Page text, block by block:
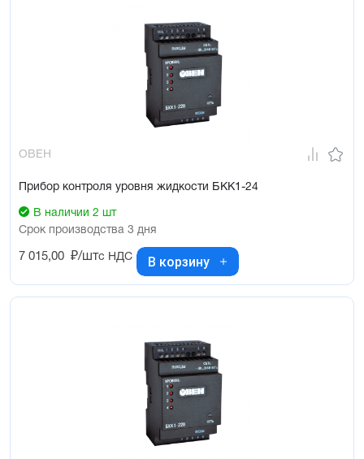
ОВЕН
Прибор контроля уровня жидкости БКК1-24
В наличии 2 шт
Срок производства 3 дня
7 015,00 ₽/штс НДС В корзину